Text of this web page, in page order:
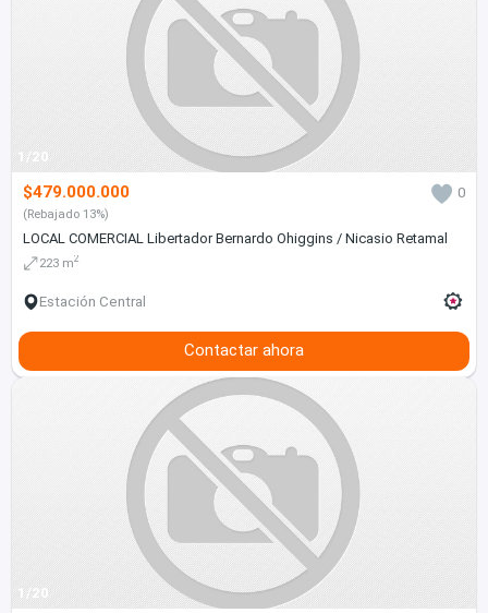
1/20
$479.000.000 0
(Rebajado 13%)
LOCAL COMERCIAL Libertador Bernardo Ohiggins / Nicasio Retamal
223 m2
Estación Central
Contactar ahora
1/20